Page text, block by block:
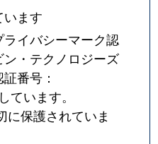
ます
イバシーマーク認
・テクノロジーズ
番号：
ています。
に保護されていま